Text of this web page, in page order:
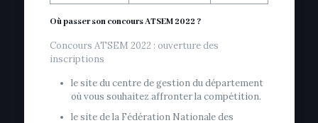
Où passer son concours ATSEM 2022 ?
Concours ATSEM 2022 : ouverture des
inscriptions
le site du centre de gestion du département
où vous souhaitez affronter la compétition.
le site de la Fédération Nationale des